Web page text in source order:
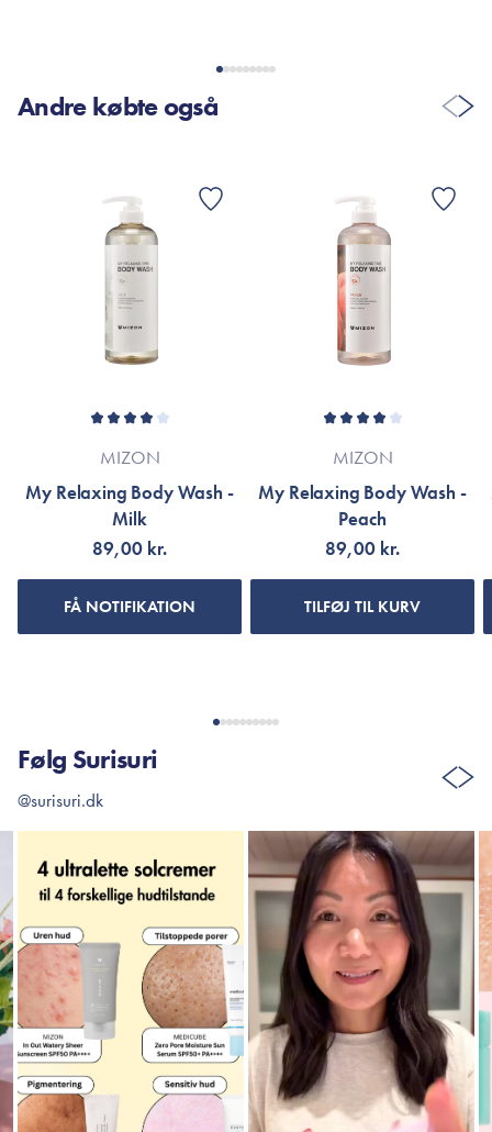
Andre købte også
MIZON
My Relaxing Body Wash -
Milk
89,00 kr.
FÅ NOTIFIKATION
MIZON
My Relaxing Body Wash -
Peach
89,00 kr.
TILFØJ TIL KURV
Følg Surisuri
@surisuri.dk